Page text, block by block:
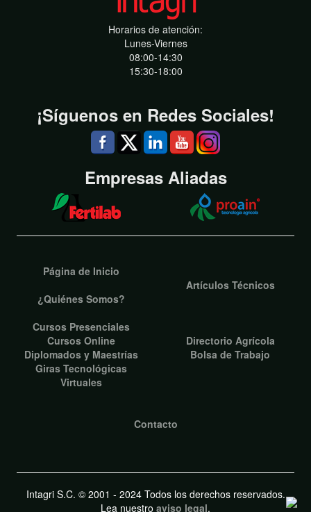
Horarios de atención:
Lunes-Viernes
08:00-14:30
15:30-18:00
¡Síguenos en Redes Sociales!
Empresas Aliadas
Página de Inicio
¿Quiénes Somos?
Artículos Técnicos
Cursos Presenciales
Cursos Online
Diplomados y Maestrías
Giras Tecnológicas
Virtuales
Directorio Agrícola
Bolsa de Trabajo
Contacto
Intagri S.C. © 2001 - 2024 Todos los derechos reservados.
Lea nuestro aviso legal.